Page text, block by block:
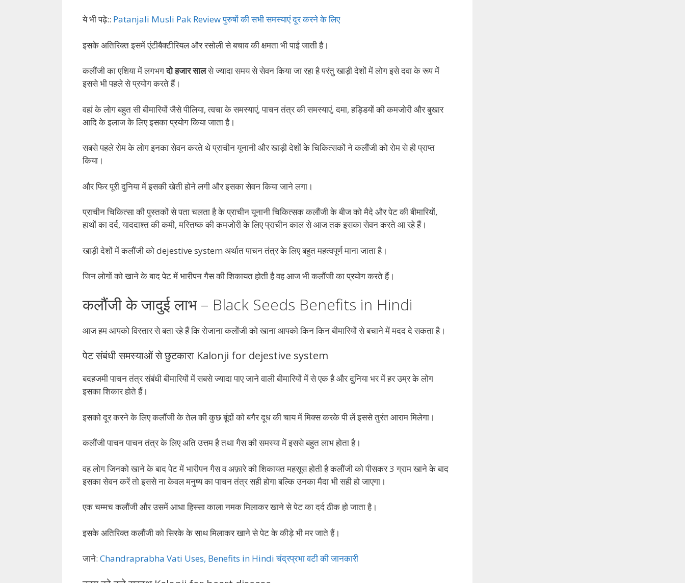
ये भी पढ़े:: Patanjali Musli Pak Review पुरुषों की सभी समस्याएं दूर करने के लिए
इसके अतिरिक्त इसमें एंटीबैक्टीरियल और रसोली से बचाव की क्षमता भी पाई जाती है।
कलौंजी का एशिया में लगभगदो हजार सालसे ज्यादा समय से सेवन किया जा रहा है परंतु खाड़ी देशों में लोग इसे दवा के रूप में
इससे भी पहले से प्रयोग करते हैं।
वहां के लोग बहुत सी बीमारियों जैसे पीलिया, त्वचा के समस्याएं, पाचन तंत्र की समस्याएं, दमा, हड्डियों की कमजोरी और बुखार
आदि के इलाज के लिए इसका प्रयोग किया जाता है।
सबसे पहले रोम के लोग इनका सेवन करते थे प्राचीन यूनानी और खाड़ी देशों के चिकित्सकों ने कलौंजी को रोम से ही प्राप्त
किया।
और फिर पूरी दुनिया में इसकी खेती होने लगी और इसका सेवन किया जाने लगा।
प्राचीन चिकित्सा की पुस्तकों से पता चलता है के प्राचीन यूनानी चिकित्सक कलौंजी के बीज को मैदे और पेट की बीमारियों,
हाथों का दर्द, याददाश्त की कमी, मस्तिष्क की कमजोरी के लिए प्राचीन काल से आज तक इसका सेवन करते आ रहे हैं।
खाड़ी देशों में कलौंजी को dejestive system अर्थात पाचन तंत्र के लिए बहुत महत्वपूर्ण माना जाता है।
जिन लोगों को खाने के बाद पेट में भारीपन गैस की शिकायत होती है वह आज भी कलौंजी का प्रयोग करते हैं।
कलौंजी के जादुई लाभ – Black Seeds Benefits in Hindi
आज हम आपको विस्तार से बता रहे हैं कि रोजाना कलोंजी को खाना आपको किन किन बीमारियों से बचाने में मदद दे सकता है।
पेट संबंधी समस्याओं से छुटकारा Kalonji for dejestive system
बदहजमी पाचन तंत्र संबंधी बीमारियों में सबसे ज्यादा पाए जाने वाली बीमारियों में से एक है और दुनिया भर में हर उम्र के लोग
इसका शिकार होते हैं।
इसको दूर करने के लिए कलौंजी के तेल की कुछ बूंदों को बगैर दूध की चाय में मिक्स करके पी लें इससे तुरंत आराम मिलेगा।
कलौंजी पाचन पाचन तंत्र के लिए अति उत्तम है तथा गैस की समस्या में इससे बहुत लाभ होता है।
वह लोग जिनको खाने के बाद पेट में भारीपन गैस व अफ़ारे की शिकायत महसूस होती है कलौंजी को पीसकर 3 ग्राम खाने के बाद
इसका सेवन करें तो इससे ना केवल मनुष्य का पाचन तंत्र सही होगा बल्कि उनका मैदा भी सही हो जाएगा।
एक चम्मच कलौंजी और उसमें आधा हिस्सा काला नमक मिलाकर खाने से पेट का दर्द ठीक हो जाता है।
इसके अतिरिक्त कलौंजी को सिरके के साथ मिलाकर खाने से पेट के कीड़े भी मर जाते हैं।
जाने: Chandraprabha Vati Uses, Benefits in Hindi चंद्रप्रभा वटी की जानकारी